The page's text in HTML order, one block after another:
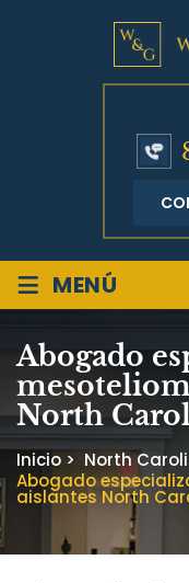
≡ MENÚ
Abogado
North
Inicio > North
Abogado
aislantes North